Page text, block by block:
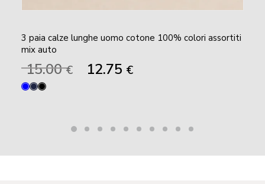
3 paia calze lunghe uomo cotone 100% colori assortiti
mix auto
15.00€
15.00 €.
12.75 €Il
12.75 €.